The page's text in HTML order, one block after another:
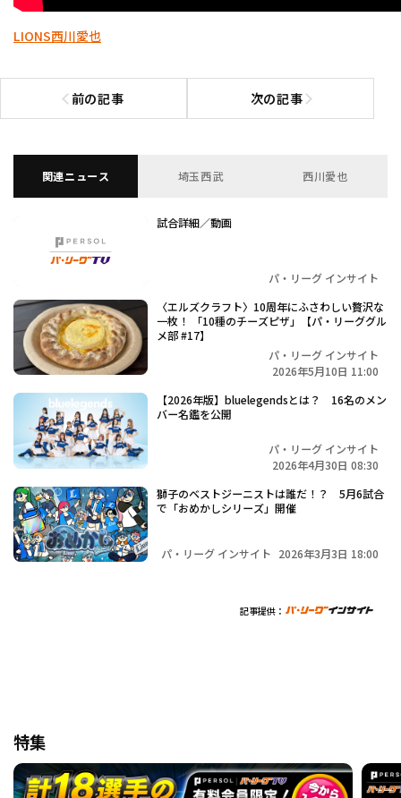
LIONS西川愛也
前の記事
前の記事へ 次の記事次の記事へ
関連ニュース 埼玉西武 西川愛也
試合詳細／動画
パ・リーグ インサイト
〈エルズクラフト〉10周年にふさわしい贅沢な
一枚！ 「10種のチーズピザ」【パ・リーググル
メ部 #17】
パ・リーグ インサイト
2026年5月10日 11:00
【2026年版】bluelegendsとは？ 16名のメン
バー名鑑を公開
パ・リーグ インサイト
2026年4月30日 08:30
獅子のベストジーニストは誰だ！？ 5月6試合
で「おめかしシリーズ」開催
パ・リーグ インサイト 2026年3月3日 18:00
記事提供：
特集